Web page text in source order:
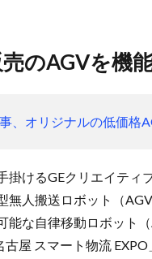
売のAGVを
、オリジナルの低価格
掛けるGEクリエイテ
無人搬送ロボット（
能な自律移動ロボット
屋 スマート物流